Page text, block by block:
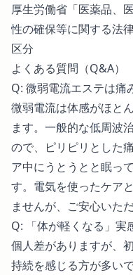
厚生労働省「医薬品、
性の確保等に関する法
区分
よくある質問（Q&A）
Q: 微弱電流エステは痛
微弱電流は体感がほと
ます。一般的な低周波
ので、ピリピリとした
ア中にうとうとと眠っ
す。電気を使ったケア
ませんが、ご安心いた
Q: 「体が軽くなる」実
個人差がありますが、
持続を感じる方が多い